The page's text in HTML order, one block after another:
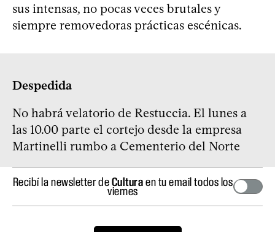
sus intensas, no pocas veces brutales y
siempre removedoras prácticas escénicas.
Despedida
No habrá velatorio de Restuccia. El lunes a
las 10.00 parte el cortejo desde la empresa
Martinelli rumbo a Cementerio del Norte
Recibí la newsletter deCulturaen tu email todos los
viernes